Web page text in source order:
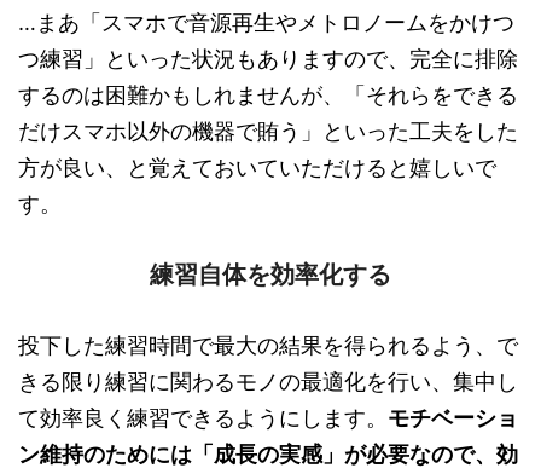
…まあ「スマホで音源再生やメトロノームをかけつ
つ練習」といった状況もありますので、完全に排除
するのは困難かもしれませんが、「それらをできる
だけスマホ以外の機器で賄う」といった工夫をした
方が良い、と覚えておいていただけると嬉しいで
す。
練習自体を効率化する
投下した練習時間で最大の結果を得られるよう、で
きる限り練習に関わるモノの最適化を行い、集中し
て効率良く練習できるようにします。 モチベーショ
ン維持のためには「成長の実感」が必要なので、効